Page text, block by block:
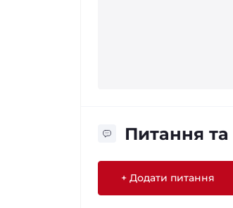
Питання та
+ Додати питання